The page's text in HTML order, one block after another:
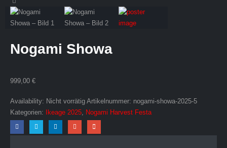
Nogami Showa
999,00 €
Availability: Nicht vorrätig Artikelnummer: nogami-showa-2025-5
Kategorien:
Ikeage 2025, Nogami Harvest Festa